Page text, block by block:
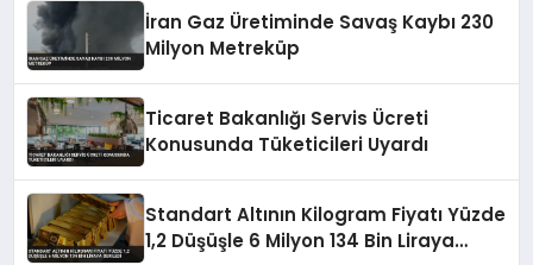
İran Gaz Üretiminde Savaş Kaybı 230
Milyon Metreküp
Ticaret Bakanlığı Servis Ücreti
Konusunda Tüketicileri Uyardı
Standart Altının Kilogram Fiyatı Yüzde
1,2 Düşüşle 6 Milyon 134 Bin Liraya